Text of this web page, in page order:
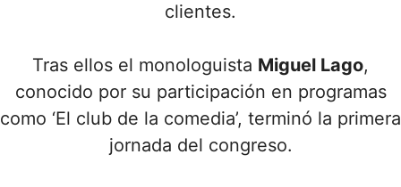
clientes.
Tras ellos el monologuista Miguel Lago,
conocido por su participación en programas
como ‘El club de la comedia’, terminó la primera
jornada del congreso.